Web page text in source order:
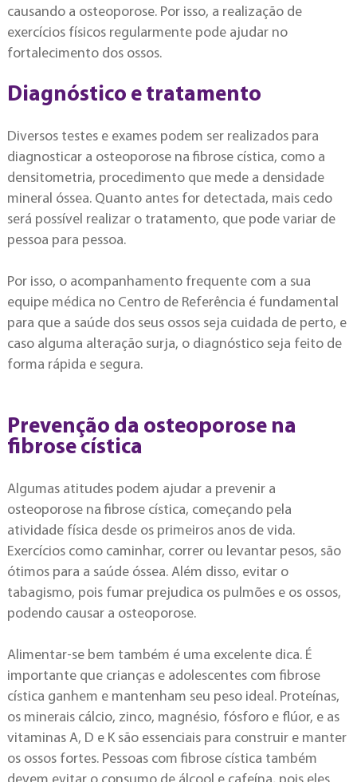
causando a osteoporose. Por isso, a realização de
exercícios físicos regularmente pode ajudar no
fortalecimento dos ossos.
Diagnóstico e tratamento
Diversos testes e exames podem ser realizados para
diagnosticar a osteoporose na fibrose cística, como a
densitometria, procedimento que mede a densidade
mineral óssea. Quanto antes for detectada, mais cedo
será possível realizar o tratamento, que pode variar de
pessoa para pessoa.
Por isso, o acompanhamento frequente com a sua
equipe médica no Centro de Referência é fundamental
para que a saúde dos seus ossos seja cuidada de perto, e
caso alguma alteração surja, o diagnóstico seja feito de
forma rápida e segura.
Prevenção da osteoporose na
fibrose cística
Algumas atitudes podem ajudar a prevenir a
osteoporose na fibrose cística, começando pela
atividade física desde os primeiros anos de vida.
Exercícios como caminhar, correr ou levantar pesos, são
ótimos para a saúde óssea. Além disso, evitar o
tabagismo, pois fumar prejudica os pulmões e os ossos,
podendo causar a osteoporose.
Alimentar-se bem também é uma excelente dica. É
importante que crianças e adolescentes com fibrose
cística ganhem e mantenham seu peso ideal. Proteínas,
os minerais cálcio, zinco, magnésio, fósforo e flúor, e as
vitaminas A, D e K são essenciais para construir e manter
os ossos fortes. Pessoas com fibrose cística também